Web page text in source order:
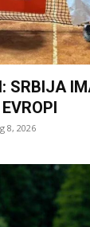
SRBIJA
8, 2026